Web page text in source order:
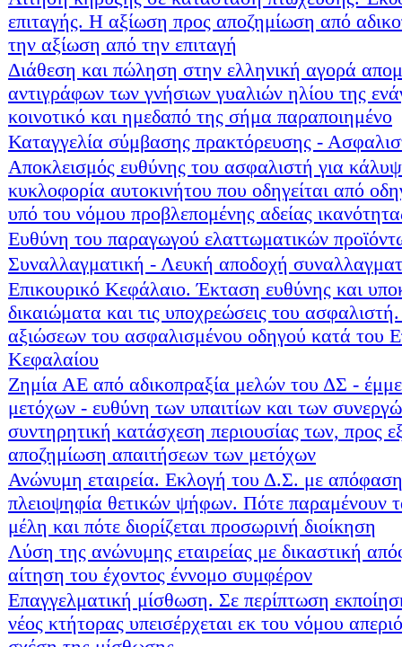
επιταγής. Η αξίωση προς αποζημίωση από
την αξίωση από την επιταγή
Διάθεση και πώληση στην ελληνική αγορά
αντιγράφων των γνήσιων γυαλιών ηλίου της
κοινοτικό και ημεδαπό της σήμα παραποιημένο
Καταγγελία σύμβασης πρακτόρευσης -
Αποκλεισμός ευθύνης του ασφαλιστή για
κυκλοφορία αυτοκινήτου που οδηγείται από
υπό του νόμου προβλεπομένης αδείας
Ευθύνη του παραγωγού ελαττωματικών
Συναλλαγματική - Λευκή αποδοχή
Επικουρικό Κεφάλαιο. Έκταση ευθύνης και
δικαιώματα και τις υποχρεώσεις του
αξιώσεων του ασφαλισμένου οδηγού κατά του
Κεφαλαίου
Ζημία ΑΕ από αδικοπραξία μελών του ΔΣ -
μετόχων - ευθύνη των υπαιτίων και των
συντηρητική κατάσχεση περιουσίας των, προς
αποζημίωση απαιτήσεων των μετόχων
Ανώνυμη εταιρεία. Εκλογή του Δ.Σ. με απόφαση
πλειοψηφία θετικών ψήφων. Πότε παραμένουν
μέλη και πότε διορίζεται προσωρινή διοίκηση
Λύση της ανώνυμης εταιρείας με δικαστική
αίτηση του έχοντος έννομο συμφέρον
Επαγγελματική μίσθωση. Σε περίπτωση
νέος κτήτορας υπεισέρχεται εκ του νόμου